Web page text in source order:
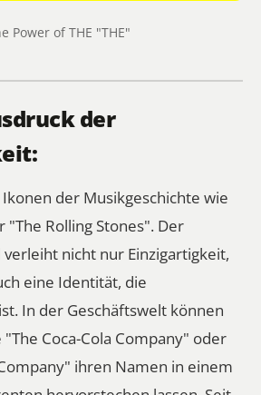
Power of THE "THE"
der
der Musikgeschichte wie
"The Rolling Stones". Der
nicht nur Einzigartigkeit,
eine Identität, die
In der Geschäftswelt können
Coca-Cola Company" oder
ihren Namen in einem